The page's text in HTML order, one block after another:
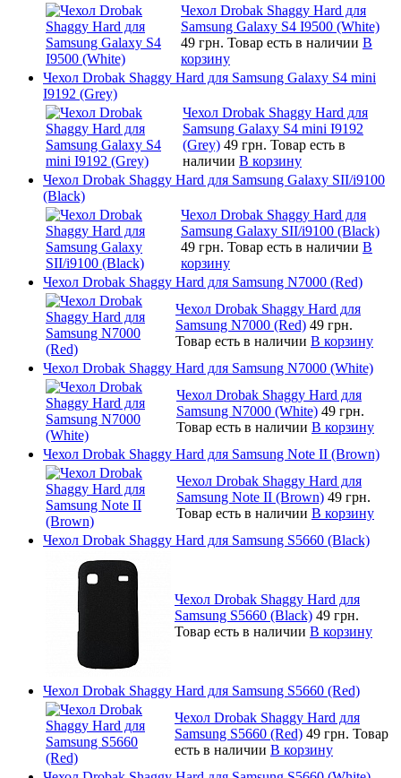
Чехол Drobak Shaggy Hard для
Samsung Galaxy S4 I9500 (White)
49 грн. Товар есть в наличии В
корзину
Чехол Drobak Shaggy Hard для Samsung Galaxy S4 mini
I9192 (Grey)
Чехол Drobak Shaggy Hard для
Samsung Galaxy S4 mini I9192
(Grey) 49 грн. Товар есть в
наличии В корзину
Чехол Drobak Shaggy Hard для Samsung Galaxy SII/i9100
(Black)
Чехол Drobak Shaggy Hard для
Samsung Galaxy SII/i9100 (Black)
49 грн. Товар есть в наличии В
корзину
Чехол Drobak Shaggy Hard для Samsung N7000 (Red)
Чехол Drobak Shaggy Hard для
Samsung N7000 (Red) 49 грн.
Товар есть в наличии В корзину
Чехол Drobak Shaggy Hard для Samsung N7000 (White)
Чехол Drobak Shaggy Hard для
Samsung N7000 (White) 49 грн.
Товар есть в наличии В корзину
Чехол Drobak Shaggy Hard для Samsung Note II (Brown)
Чехол Drobak Shaggy Hard для
Samsung Note II (Brown) 49 грн.
Товар есть в наличии В корзину
Чехол Drobak Shaggy Hard для Samsung S5660 (Black)
Чехол Drobak Shaggy Hard для
Samsung S5660 (Black) 49 грн.
Товар есть в наличии В корзину
Чехол Drobak Shaggy Hard для Samsung S5660 (Red)
Чехол Drobak Shaggy Hard для
Samsung S5660 (Red) 49 грн. Товар
есть в наличии В корзину